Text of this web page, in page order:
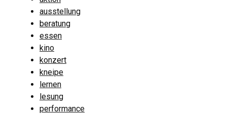
ausstellung
beratung
essen
kino
konzert
kneipe
lernen
lesung
performance